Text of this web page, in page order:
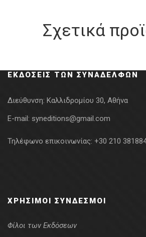
Σχετικά
ΕΚΔΌΣΕΙΣ ΤΩΝ ΣΥΝΑΔΈΛΦΩΝ
Διεύθυνση: Καλλιδρομίου 30, Αθήνα
E-mail: syneditions@gmail.com
Τηλέφωνο επικοινωνίας: +30 210
ΧΡΉΣΙΜΟΙ ΣΎΝΔΕΣΜΟΙ
Φίλοι των Εκδόσεων